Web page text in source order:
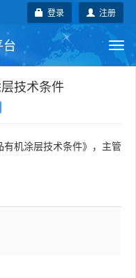
注册
登录
台
地方标准
技术条件
机涂层技术条件》，主管